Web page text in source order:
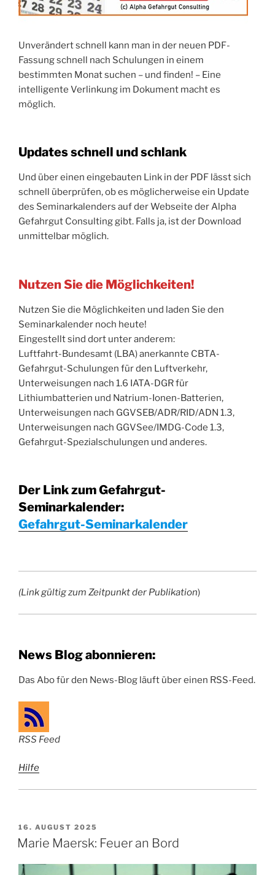
Unverändert schnell kann man in der neuen PDF-
Fassung schnell nach Schulungen in einem
bestimmten Monat suchen – und finden! – Eine
intelligente Verlinkung im Dokument macht es
möglich.
Updates schnell und schlank
Und über einen eingebauten Link in der PDF lässt sich
schnell überprüfen, ob es möglicherweise ein Update
des Seminarkalenders auf der Webseite der Alpha
Gefahrgut Consulting gibt. Falls ja, ist der Download
unmittelbar möglich.
Nutzen Sie die Möglichkeiten!
Nutzen Sie die Möglichkeiten und laden Sie den
Seminarkalender noch heute!
Eingestellt sind dort unter anderem:
Luftfahrt-Bundesamt (LBA) anerkannte CBTA-
Gefahrgut-Schulungen für den Luftverkehr,
Unterweisungen nach 1.6 IATA-DGR für
Lithiumbatterien und Natrium-Ionen-Batterien,
Unterweisungen nach GGVSEB/ADR/RID/ADN 1.3,
Unterweisungen nach GGVSee/IMDG-Code 1.3,
Gefahrgut-Spezialschulungen und anderes.
Der Link zum Gefahrgut-
Seminarkalender:
Gefahrgut-Seminarkalender
(Link gültig zum Zeitpunkt der Publikation)
News Blog abonnieren:
Das Abo für den News-Blog läuft über einen RSS-Feed.
RSS Feed
Hilfe
VERÖFFENTLICHT
AM
16. AUGUST 2025
Marie Maersk: Feuer an Bord